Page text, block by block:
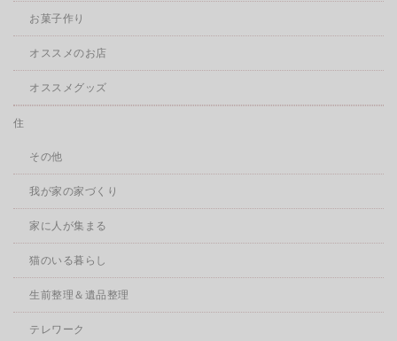
お菓子作り
オススメのお店
オススメグッズ
住
その他
我が家の家づくり
家に人が集まる
猫のいる暮らし
生前整理＆遺品整理
テレワーク